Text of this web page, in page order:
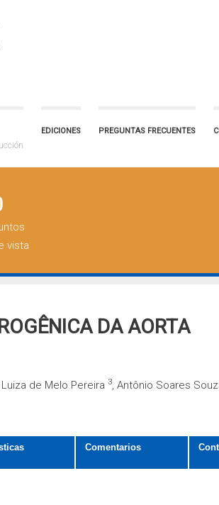
EDICIONES PREGUNTAS FRECUENTES
vista
DA AORTA
Luiza de Melo Pereira 3, Antônio Soares
Comentarios